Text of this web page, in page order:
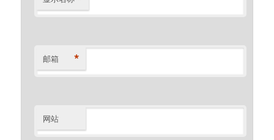
邮箱 *
网站